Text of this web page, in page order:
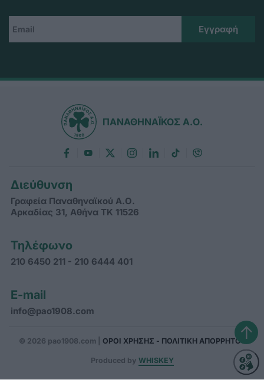
ΠΑΝΑΘΗΝΑΪΚΟΣ Α.Ο.
Διεύθυνση
Γραφεία Παναθηναϊκού Α.Ο.
Αρκαδίας 31, Αθήνα ΤΚ 11526
Τηλέφωνο
210 6450 211 - 210 6444 401
E-mail
info@pao1908.com
© 2026 pao1908.com | ΟΡΟΙ ΧΡΗΣΗΣ - ΠΟΛΙΤΙΚΗ ΑΠΟΡΡΗΤΟΥ
Produced by WHISKEY
↑